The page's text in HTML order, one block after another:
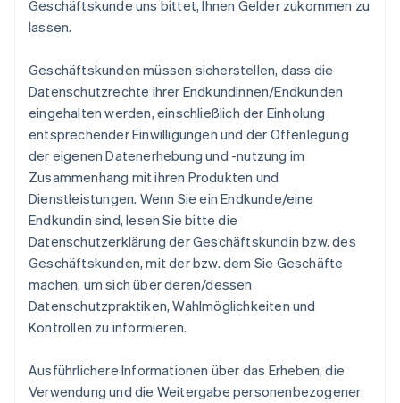
Geschäftskunde uns bittet, Ihnen Gelder zukommen zu
lassen.
Geschäftskunden müssen sicherstellen, dass die
Datenschutzrechte ihrer Endkundinnen/Endkunden
eingehalten werden, einschließlich der Einholung
entsprechender Einwilligungen und der Offenlegung
der eigenen Datenerhebung und -nutzung im
Zusammenhang mit ihren Produkten und
Dienstleistungen. Wenn Sie ein Endkunde/eine
Endkundin sind, lesen Sie bitte die
Datenschutzerklärung der Geschäftskundin bzw. des
Geschäftskunden, mit der bzw. dem Sie Geschäfte
machen, um sich über deren/dessen
Datenschutzpraktiken, Wahlmöglichkeiten und
Kontrollen zu informieren.
Ausführlichere Informationen über das Erheben, die
Verwendung und die Weitergabe personenbezogener